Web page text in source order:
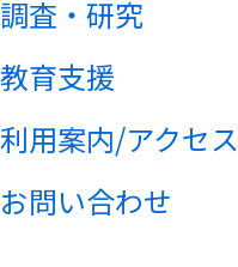
調査・研究
教育支援
利用案内/アクセス
お問い合わせ